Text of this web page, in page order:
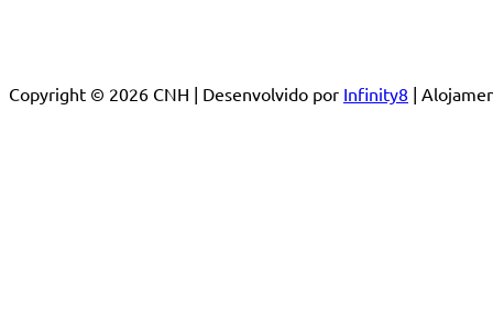
Copyright © 2026 CNH | Desenvolvido por Infinity8 |